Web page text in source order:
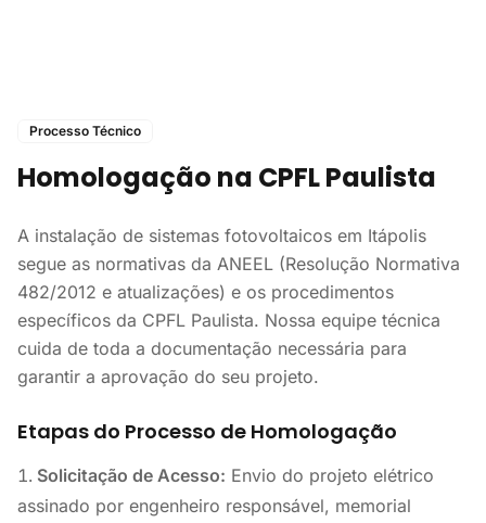
Processo Técnico
Homologação na CPFL Paulista
A instalação de sistemas fotovoltaicos em Itápolis
segue as normativas da ANEEL (Resolução Normativa
482/2012 e atualizações) e os procedimentos
específicos da CPFL Paulista. Nossa equipe técnica
cuida de toda a documentação necessária para
garantir a aprovação do seu projeto.
Etapas do Processo de Homologação
Solicitação de Acesso: Envio do projeto elétrico
assinado por engenheiro responsável, memorial